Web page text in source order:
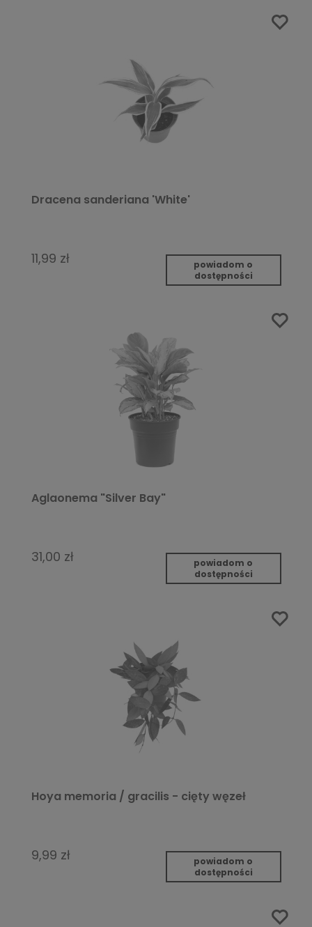
Dracena sanderiana 'White'
11,99 zł
powiadom o
dostępności
Aglaonema "Silver Bay"
31,00 zł
powiadom o
dostępności
Hoya memoria / gracilis - cięty węzeł
9,99 zł
powiadom o
dostępności